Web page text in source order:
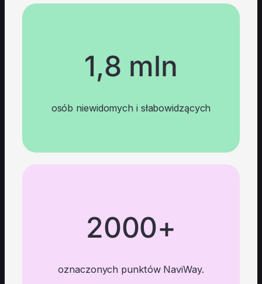
1,8 mln
osób niewidomych i słabowidzących
2000+
oznaczonych punktów NaviWay.